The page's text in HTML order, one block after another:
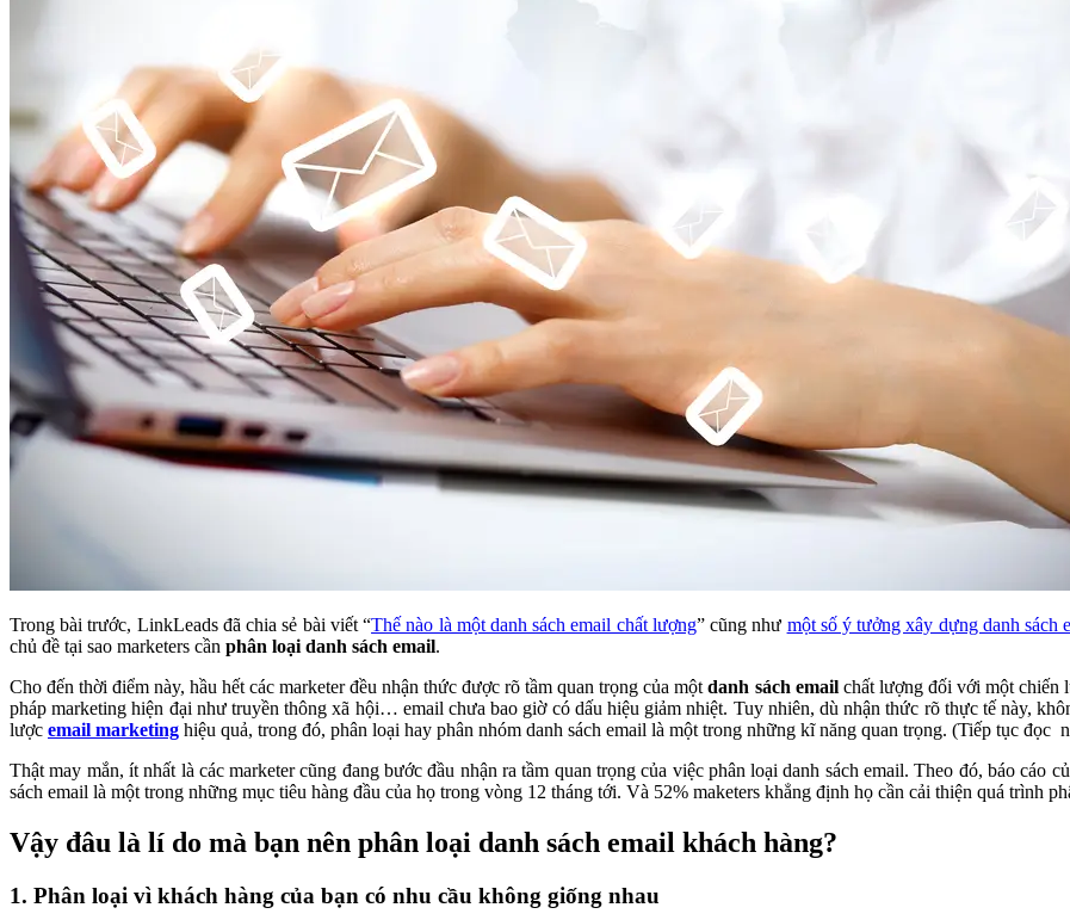
Trong bài trước, LinkLeads đã chia sẻ bài viết “Thế nào là một danh sách email chất lượng” cũng như một số ý tưởng xây dựng danh sách
chủ đề tại sao marketers cần phân loại danh sách email.
Cho đến thời điểm này, hầu hết các marketer đều nhận thức được rõ tầm quan trọng của mộtdanh sách emailchất lượng đối với một chiến
pháp marketing hiện đại như truyền thông xã hội… email chưa bao giờ có dấu hiệu giảm nhiệt. Tuy nhiên, dù nhận thức rõ thực tế này,
lược email marketing hiệu quả, trong đó, phân loại hay phân nhóm danh sách email là một trong những kĩ năng quan trọng. (Tiếp tục
Thật may mắn, ít nhất là các marketer cũng đang bước đầu nhận ra tầm quan trọng của việc phân loại danh sách email. Theo đó, báo cáo
sách email là một trong những mục tiêu hàng đầu của họ trong vòng 12 tháng tới. Và 52% maketers khẳng định họ cần cải thiện quá trình
Vậy đâu là lí do mà bạn nên phân loại danh sách email khách hàng?
1. Phân loại vì khách hàng của bạn có nhu cầu không giống nhau